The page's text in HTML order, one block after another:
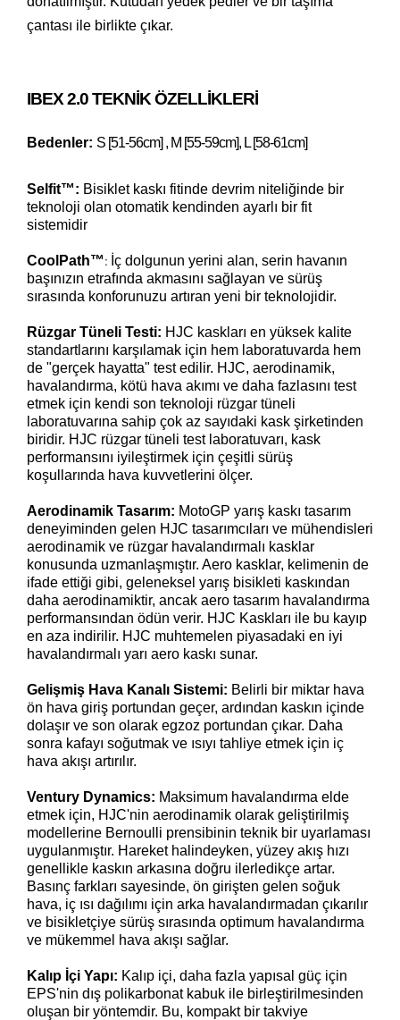
çantası ile birlikte çıkar.
IBEX 2.0 TEKNIK ÖZELLIKLERI
Bedenler: S [51-56cm] , M [55-59cm], L [58-61cm]
Selfit™: Bisiklet kaskı fitinde devrim niteliğinde bir
teknoloji olan otomatik kendinden ayarlı bir fit
sistemidir
CoolPath™: İç dolgunun yerini alan, serin havanın
başınızın etrafında akmasını sağlayan ve sürüş
sırasında konforunuzu artıran yeni bir teknolojidir.
Rüzgar Tüneli Testi: HJC kaskları en yüksek kalite
standartlarını karşılamak için hem laboratuvarda hem
de "gerçek hayatta" test edilir. HJC, aerodinamik,
havalandırma, kötü hava akımı ve daha fazlasını test
etmek için kendi son teknoloji rüzgar tüneli
laboratuvarına sahip çok az sayıdaki kask şirketinden
biridir. HJC rüzgar tüneli test laboratuvarı, kask
performansını iyileştirmek için çeşitli sürüş
koşullarında hava kuvvetlerini ölçer.
Aerodinamik Tasarım: MotoGP yarış kaskı tasarım
deneyiminden gelen HJC tasarımcıları ve mühendisleri
aerodinamik ve rüzgar havalandırmalı kasklar
konusunda uzmanlaşmıştır. Aero kasklar, kelimenin de
ifade ettiği gibi, geleneksel yarış bisikleti kaskından
daha aerodinamiktir, ancak aero tasarım havalandırma
performansından ödün verir. HJC Kaskları ile bu kayıp
en aza indirilir. HJC muhtemelen piyasadaki en iyi
havalandırmalı yarı aero kaskı sunar.
Gelişmiş Hava Kanalı Sistemi: Belirli bir miktar hava
ön hava giriş portundan geçer, ardından kaskın içinde
dolaşır ve son olarak egzoz portundan çıkar. Daha
sonra kafayı soğutmak ve ısıyı tahliye etmek için iç
hava akışı artırılır.
Ventury Dynamics: Maksimum havalandırma elde
etmek için, HJC'nin aerodinamik olarak geliştirilmiş
modellerine Bernoulli prensibinin teknik bir uyarlaması
uygulanmıştır. Hareket halindeyken, yüzey akış hızı
genellikle kaskın arkasına doğru ilerledikçe artar.
Basınç farkları sayesinde, ön girişten gelen soğuk
hava, iç ısı dağılımı için arka havalandırmadan çıkarılır
ve bisikletçiye sürüş sırasında optimum havalandırma
ve mükemmel hava akışı sağlar.
Kalıp İçi Yapı: Kalıp içi, daha fazla yapısal güç için
EPS'nin dış polikarbonat kabuk ile birleştirilmesinden
oluşan bir yöntemdir. Bu, kompakt bir takviye